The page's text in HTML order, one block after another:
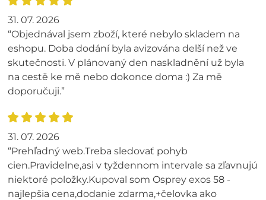
31. 07. 2026
“Objednával jsem zboží, které nebylo skladem na
eshopu. Doba dodání byla avizována delší než ve
skutečnosti. V plánovaný den naskladnění už byla
na cestě ke mě nebo dokonce doma :) Za mě
doporučuji.”
31. 07. 2026
“Prehľadný web.Treba sledovať pohyb
cien.Pravidelne,asi v tyždennom intervale sa zľavnujú
niektoré položky.Kupoval som Osprey exos 58 -
najlepšia cena,dodanie zdarma,+čelovka ako